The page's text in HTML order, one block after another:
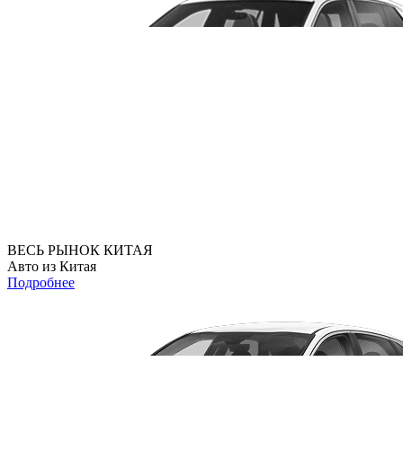
ВЕСЬ РЫНОК КИТАЯ
Авто из Китая
Подробнее